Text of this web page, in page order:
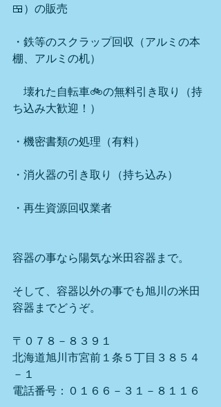
🍱）の販売
・鉄等のスクラップ回収（アルミの本
棚、アルミの机）
壊れた自転車🚲の無料引き取り（持
ち込み大歓迎！）
・機密書類の処理（有料）
・消火器の引き取り（持ち込み）
・再生資源回収業者
容器の事なら陽気な米田容器まで。
そして、容器以外の事でも旭川の米田
容器までどうぞ。
〒０７８－８３９１
北海道旭川市宮前１条５丁目３８５４
－１
電話番号：０１６６－３１－８１１６